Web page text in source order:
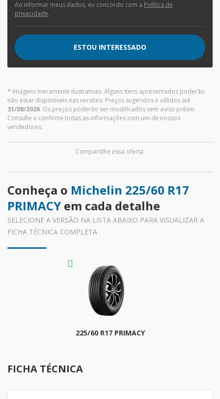
* Imagens meramente ilustrativas. Alguns itens apresentados poderão
não estar disponíveis nas versões. Preços sugeridos e válidos até
31/08/2026. Os preços poderão ser modificados sem aviso prévio.
Consulte e confirme todas as informações com um de nossos
vendedores.
Compartilhe essa oferta:
Ao informar meus dados, eu concordo com a Política de
privacidade.
ESTOU INTERESSADO
Conheça o Michelin 225/60 R17
PRIMACYem cada detalhe
SELECIONE A VERSÃO NA LISTA ABAIXO PARA VISUALIZAR A
FICHA TÉCNICA COMPLETA
225/60 R17 PRIMACY
FICHA TÉCNICA